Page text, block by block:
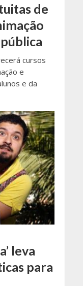
de
cursos
e
e da
leva
para